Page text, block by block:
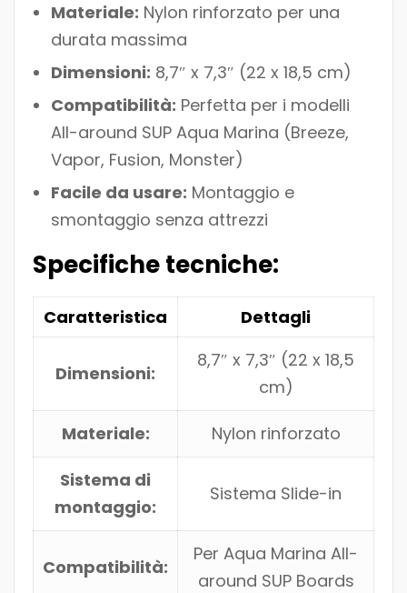
Materiale: Nylon rinforzato per una
durata massima
Dimensioni: 8,7″ x 7,3″ (22 x 18,5 cm)
Compatibilità: Perfetta per i modelli
All-around SUP Aqua Marina (Breeze,
Vapor, Fusion, Monster)
Facile da usare: Montaggio e
smontaggio senza attrezzi
Specifiche tecniche:
Caratteristica Dettagli
Dimensioni:
8,7″ x 7,3″ (22 x 18,5
cm)
Materiale: Nylon rinforzato
Sistema di
montaggio:
Sistema Slide-in
Compatibilità:
Per Aqua Marina All-
around SUP Boards